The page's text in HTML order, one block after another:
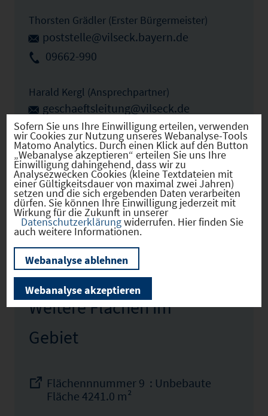
Thorsten Grädler (Erster Bürgermeister)
poststelle@vilseck.bayern.de
09662-990
Harald Kergl (Ansprechpartner)
geschaeftsleitung@vilseck.de
09662-99-20
IHK Ansprechpartner
Sibylle Aumer
aumer@regensburg.ihk.de
Weitere Flächen im
Gebiet
Flächennnummer 9 : Unbebaute
Fläche 4241.0 m²
Sofern Sie uns Ihre Einwilligung erteilen, verwenden
wir Cookies zur Nutzung unseres Webanalyse-Tools
Matomo Analytics. Durch einen Klick auf den Button
„Webanalyse akzeptieren“ erteilen Sie uns Ihre
Einwilligung dahingehend, dass wir zu
Analysezwecken Cookies (kleine Textdateien mit
einer Gültigkeitsdauer von maximal zwei Jahren)
setzen und die sich ergebenden Daten verarbeiten
dürfen. Sie können Ihre Einwilligung jederzeit mit
Wirkung für die Zukunft in unserer
Datenschutzerklärungwiderrufen. Hier finden Sie
auch weitere Informationen.
Webanalyse ablehnen
Webanalyse akzeptieren